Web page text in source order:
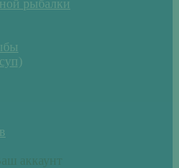
рыбалки
аккаунт